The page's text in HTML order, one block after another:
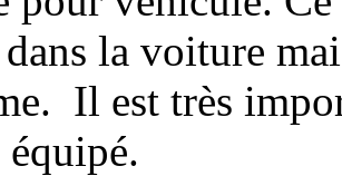
la voiture
Il est très